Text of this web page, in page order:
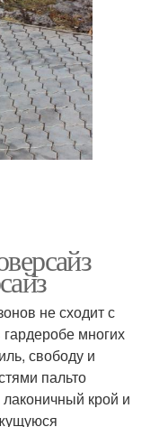
не сходит с
многих
свободу и
пальто
крой и